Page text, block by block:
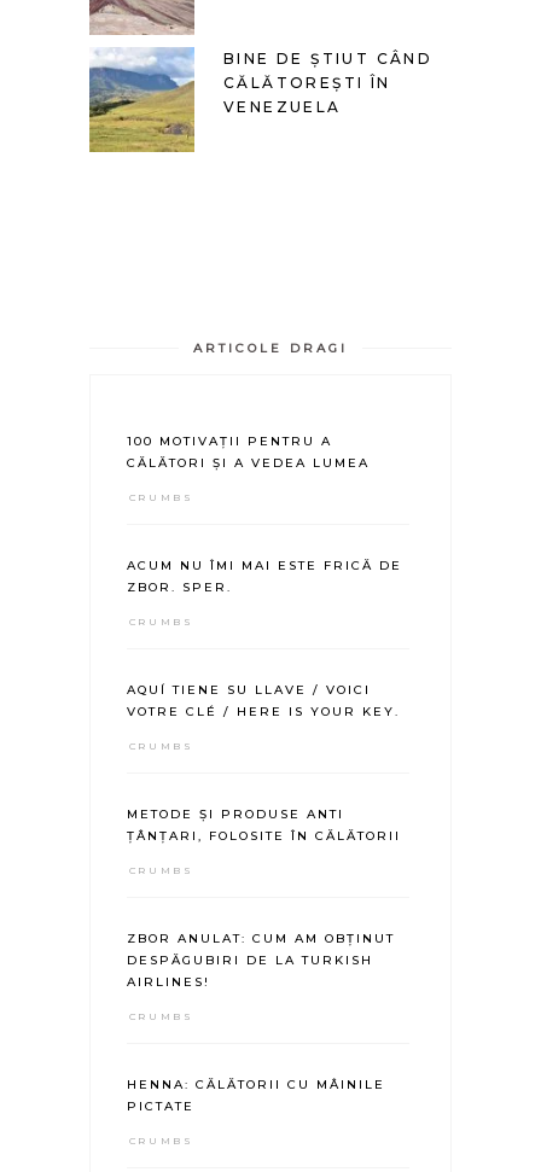
BINE DE ȘTIUT CÂND
CĂLĂTOREȘTI ÎN
VENEZUELA
ARTICOLE DRAGI
100 MOTIVAȚII PENTRU A
CĂLĂTORI ȘI A VEDEA LUMEA
CRUMBS
ACUM NU ÎMI MAI ESTE FRICĂ DE
ZBOR. SPER.
CRUMBS
AQUÍ TIENE SU LLAVE / VOICI
VOTRE CLÉ / HERE IS YOUR KEY.
CRUMBS
METODE ȘI PRODUSE ANTI
ȚÂNȚARI, FOLOSITE ÎN CĂLĂTORII
CRUMBS
ZBOR ANULAT: CUM AM OBȚINUT
DESPĂGUBIRI DE LA TURKISH
AIRLINES!
CRUMBS
HENNA: CĂLĂTORII CU MÂINILE
PICTATE
CRUMBS